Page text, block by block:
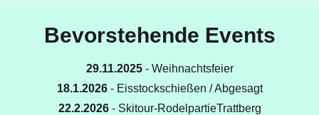
Bevorstehende Events
29.11.2025- Weihnachtsfeier
18.1.2026- Eisstockschießen / Abgesagt
22.2.2026- Skitour-RodelpartieTrattberg